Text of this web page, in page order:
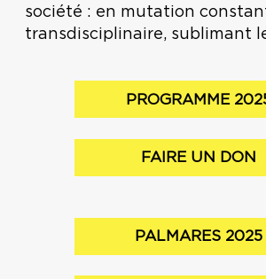
société : en mutation
transdisciplinaire, sublimant
PROGRAMME
FAIRE UN DON
PALMARES 2025